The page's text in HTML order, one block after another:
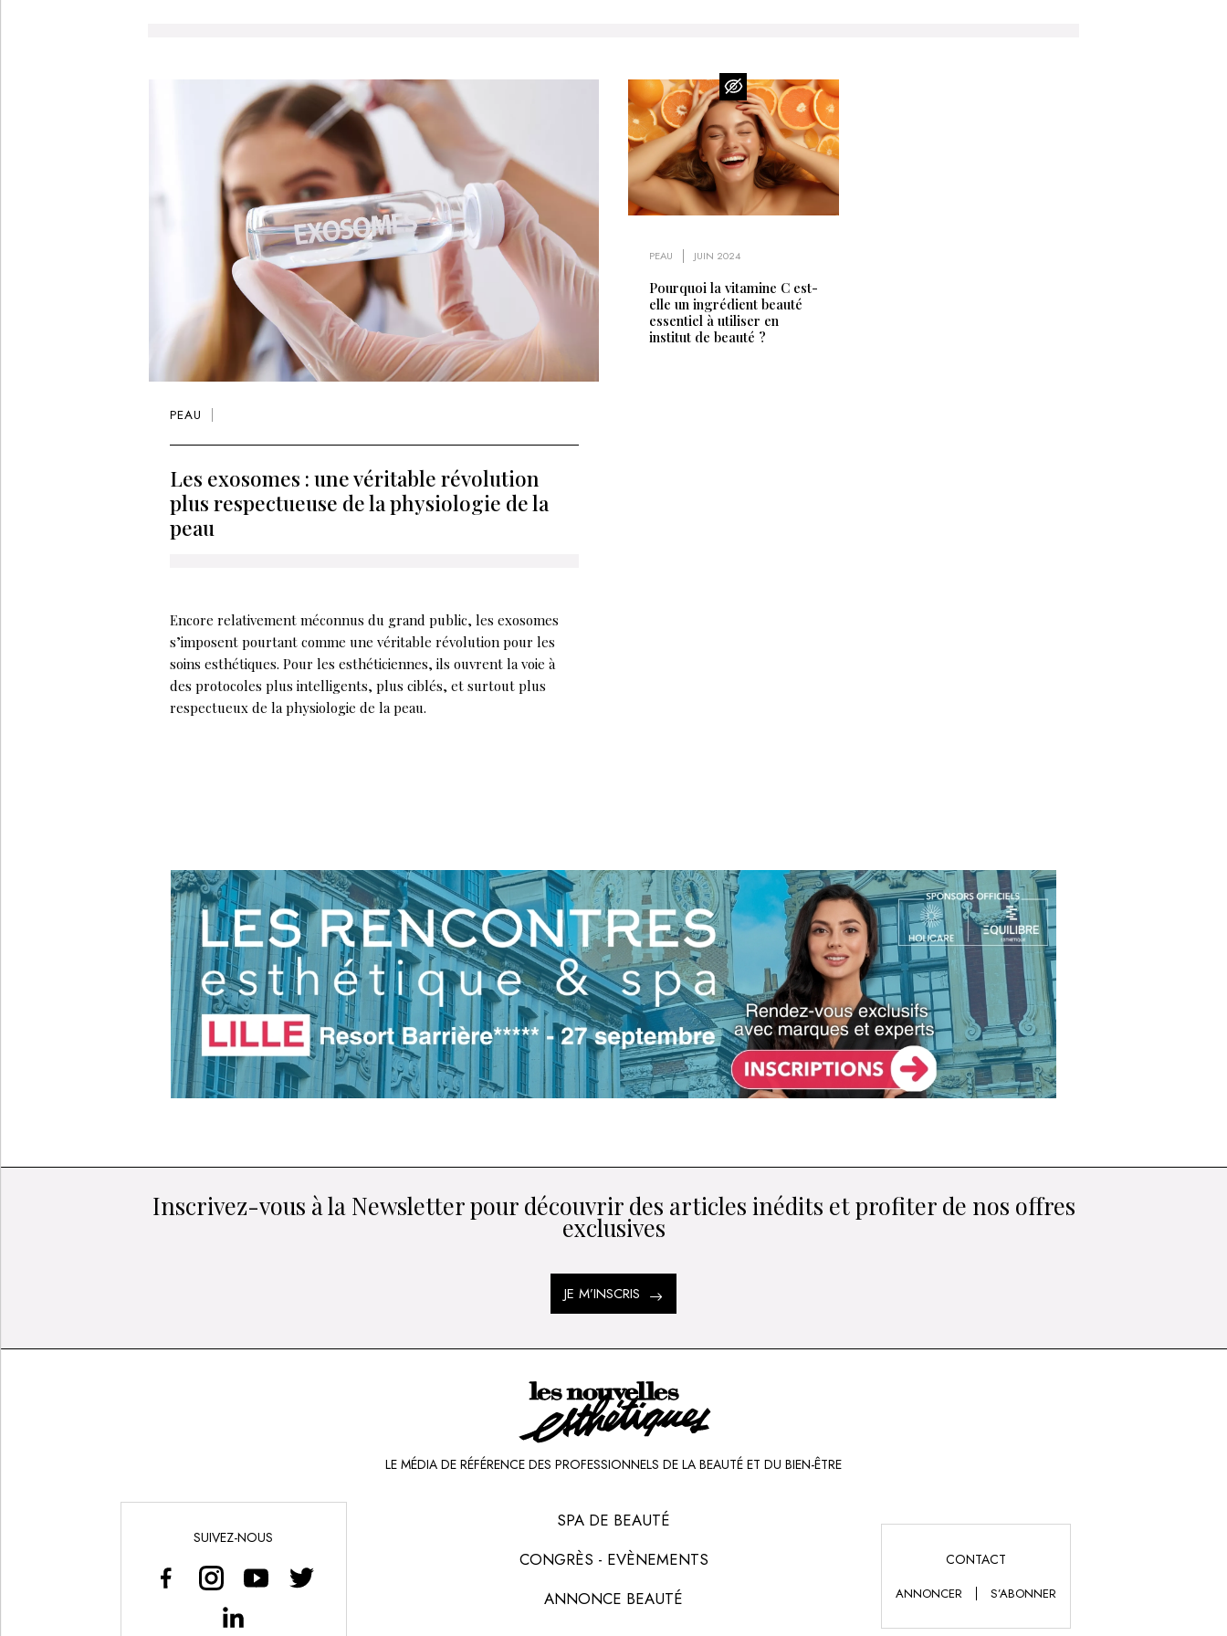
PEAU
Les exosomes : une véritable révolution
plus respectueuse de la physiologie de la
peau
Encore relativement méconnus du grand public, les exosomes
s’imposent pourtant comme une véritable révolution pour les
soins esthétiques. Pour les esthéticiennes, ils ouvrent la voie à
des protocoles plus intelligents, plus ciblés, et surtout plus
respectueux de la physiologie de la peau.
PEAU JUIN 2024
Pourquoi la vitamine C est-
elle un ingrédient beauté
essentiel à utiliser en
institut de beauté ?
Inscrivez-vous à la Newsletter pour découvrir des articles inédits et profiter de nos offres
exclusives
JE M’INSCRIS
LE MÉDIA DE RÉFÉRENCE DES PROFESSIONNELS DE LA BEAUTÉ ET DU BIEN-ÊTRE
SUIVEZ-NOUS
SPA DE BEAUTÉ
CONGRÈS - EVÈNEMENTS
ANNONCE BEAUTÉ
CONTACT
ANNONCER S’ABONNER